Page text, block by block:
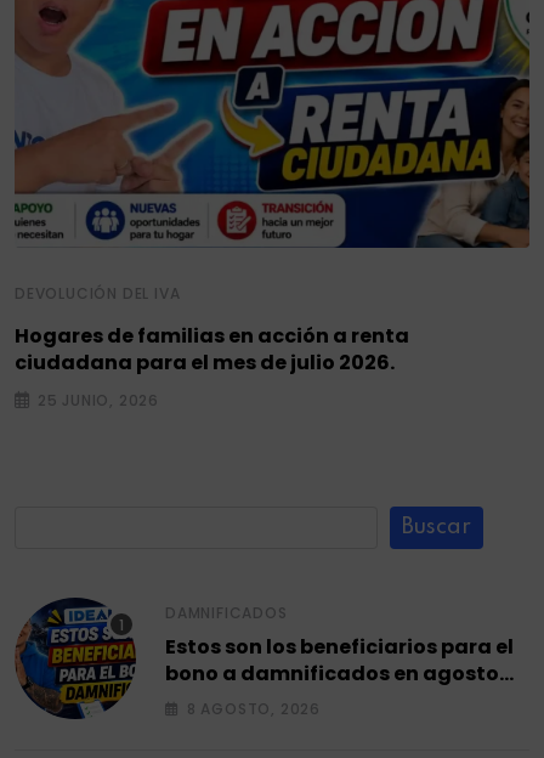
DEVOLUCIÓN DEL IVA
Hogares de familias en acción a renta
ciudadana para el mes de julio 2026.
25 JUNIO, 2026
Buscar
DAMNIFICADOS
Estos son los beneficiarios para el
bono a damnificados en agosto
2026.
8 AGOSTO, 2026